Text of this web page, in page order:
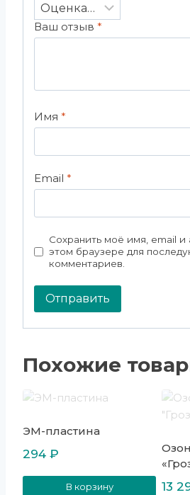
Ваш отзыв *
Имя *
Email *
Сохранить моё имя, email и
этом браузере для
комментариев.
Похожие
ЭМ-пластина
294 ₽
В корзину 13